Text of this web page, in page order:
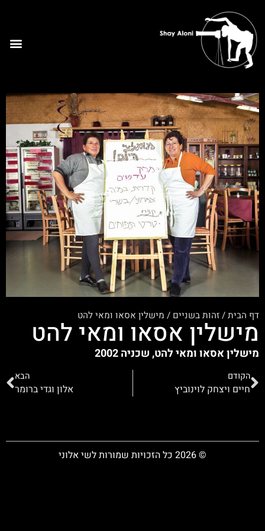
דף הבית/זהות בשניים / מישלין אסאו ומאי להט
מישלין אסאו ומאי להט
מישלין אסאו ומאי להט, שכניה 2002
הקודם
חיים ויצחק לוינוביץ
הבא
אלון וגדי ברומר
© 2026 כל הזכויות שמורות לשי אלוני